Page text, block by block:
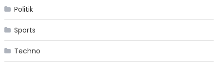
Politik
Sports
Techno